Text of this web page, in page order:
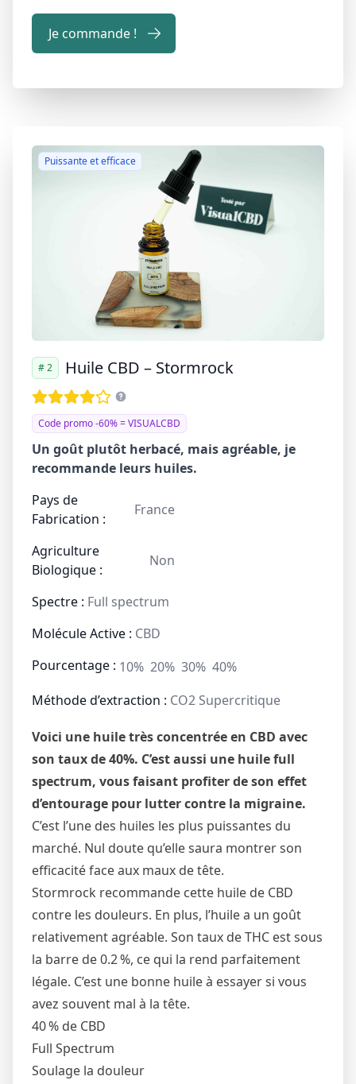
Je commande !
Puissante et efficace
# 2 Huile CBD – Stormrock
Code promo -60% = VISUALCBD
Un goût plutôt herbacé, mais agréable, je
recommande leurs huiles.
Pays de
Fabrication :
France
Agriculture
Biologique :
Non
Spectre : Full spectrum
Molécule Active : CBD
Pourcentage : 10% 20% 30% 40%
Méthode d’extraction : CO2 Supercritique
Voici une huile très concentrée en CBD avec
son taux de 40%. C’est aussi une huile full
spectrum, vous faisant profiter de son effet
d’entourage pour lutter contre la migraine.
C’est l’une des huiles les plus puissantes du
marché. Nul doute qu’elle saura montrer son
efficacité face aux maux de tête.
Stormrock recommande cette huile de CBD
contre les douleurs. En plus, l’huile a un goût
relativement agréable. Son taux de THC est sous
la barre de 0.2 %, ce qui la rend parfaitement
légale. C’est une bonne huile à essayer si vous
avez souvent mal à la tête.
40 % de CBD
Full Spectrum
Soulage la douleur